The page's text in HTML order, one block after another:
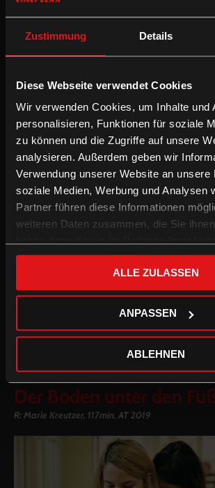
Zustimmung Details
Diese Webseite verwendet Cookies
Wir verwenden Cookies, um Inhalte und
personalisieren, Funktionen für soziale
zu können und die Zugriffe auf unsere
analysieren. Außerdem geben wir
Verwendung unserer Website an unsere
soziale Medien, Werbung und Analysen
Partner führen diese Informationen
weiteren Daten zusammen, die Sie
gesammelt haben.
ALLE ZULASSEN
ANPASSEN
ABLEHNEN
Was hat uns bloß so
muss nicht notgedrungen zum Spießer
man Eltern wird. Marie Kreutzer stürzt
beruflich erfolgreiche Bobos amüsiert in eine
den Glaubenskrieg Kindeserziehung.
Der Boden unter den
R: Marie Kreutzer, 117min, AT 2019